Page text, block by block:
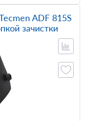
ADF 815S
зачистки